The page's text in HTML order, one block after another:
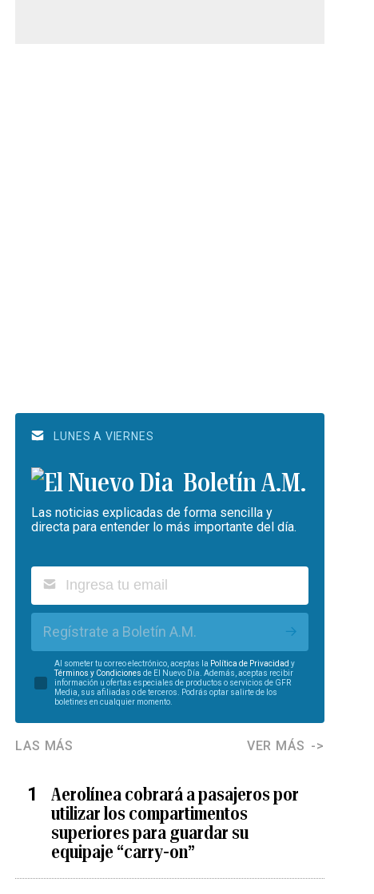
LUNES A VIERNES
Boletín A.M.
Las noticias explicadas de forma sencilla y
directa para entender lo más importante del día.
Regístrate a Boletín A.M.
Al someter tu correo electrónico, aceptas la Política de Privacidad y
Términos y Condiciones de El Nuevo Día. Además, aceptas recibir
información u ofertas especiales de productos o servicios de GFR
Media, sus afiliadas o de terceros. Podrás optar salirte de los
boletines en cualquier momento.
LAS MÁS VER MÁS
Aerolínea cobrará a pasajeros por
utilizar los compartimentos
superiores para guardar su
equipaje “carry-on”